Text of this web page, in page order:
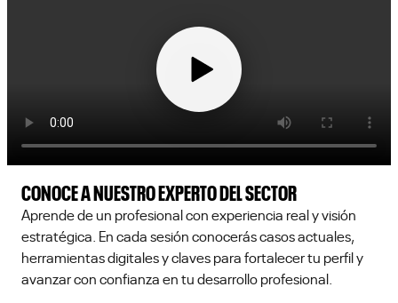
CONOCE A NUESTRO EXPERTO DEL SECTOR
Aprende de un profesional con experiencia real y visión
estratégica. En cada sesión conocerás casos actuales,
herramientas digitales y claves para fortalecer tu perfil y
avanzar con confianza en tu desarrollo profesional.